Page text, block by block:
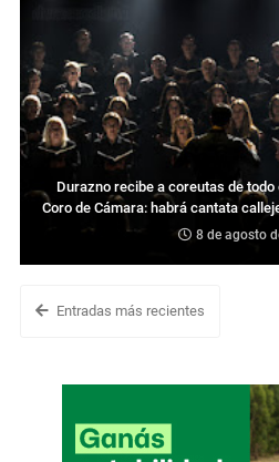
Durazno recibe a coreutas de todo
Coro de Cámara: habrá cantata
8 de agosto
Entradas más recientes